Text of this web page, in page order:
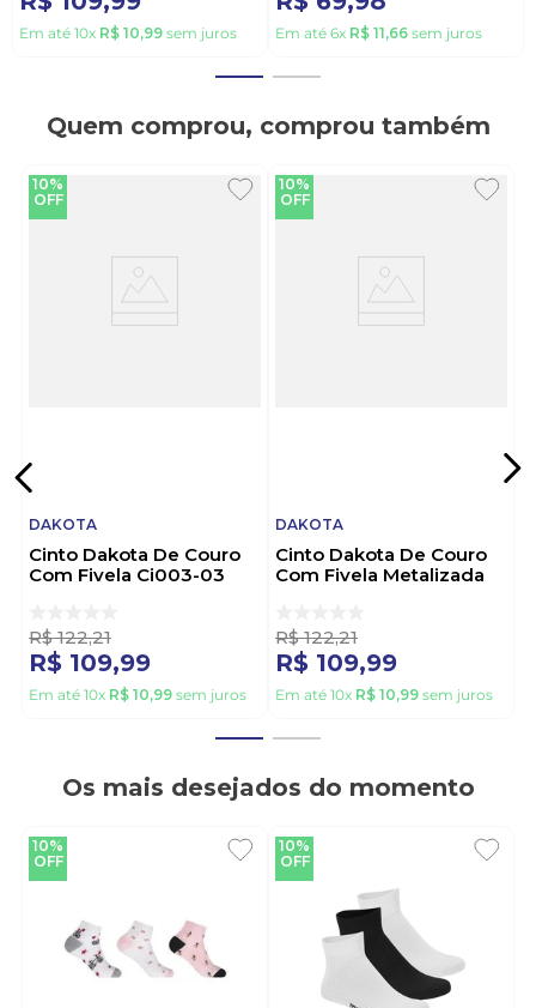
Em até 10x R$ 10,99 sem juros Em até 6x R$ 11,66 sem juros
Quem comprou, comprou também
10%
OFF
DAKOTA
Cinto Dakota De Couro
Com Fivela Ci003-03
R$ 122,21
R$ 109,99
Em até 10x R$ 10,99 sem juros
10%
OFF
DAKOTA
Cinto Dakota De Couro
Com Fivela Metalizada
R$ 122,21
R$ 109,99
Em até 10x R$ 10,99 sem juros
Os mais desejados do momento
10%
OFF
10%
OFF